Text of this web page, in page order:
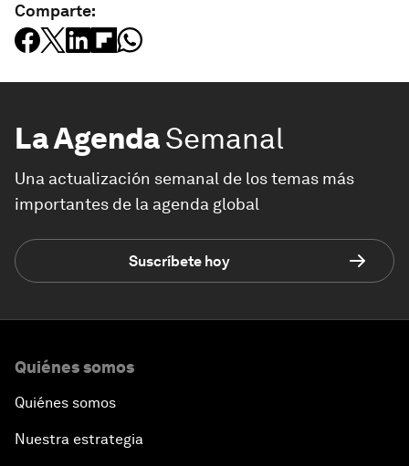
Comparte:
La AgendaSemanal
Una actualización semanal de los temas más
importantes de la agenda global
Suscríbete hoy
Quiénes somos
Quiénes somos
Nuestra estrategia